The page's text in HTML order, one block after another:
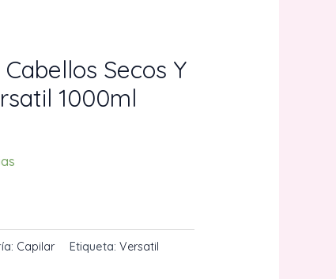
Secos Y
1000ml
Capilar Etiqueta:Versatil